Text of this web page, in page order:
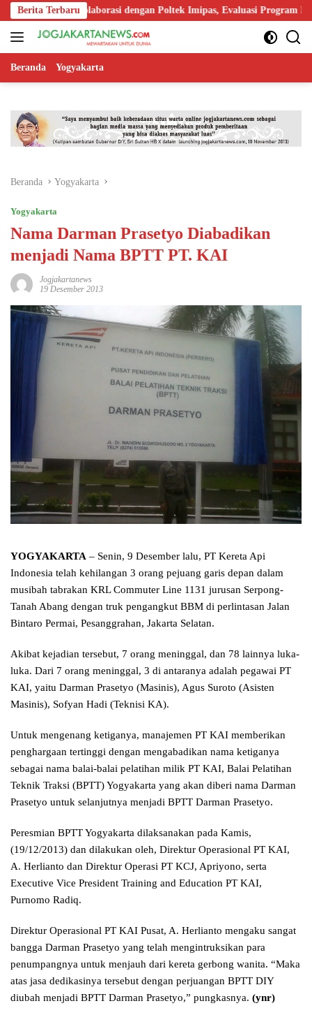
Langsung
ke
konten
Berita Terbaru
Kolaborasi dengan Poltek Imipas, Evaluasi Program Magang
Beranda Yogyakarta
Beranda Yogyakarta
Yogyakarta
Nama Darman Prasetyo Diabadikan
menjadi Nama BPTT PT. KAI
Jogjakartanews
19 Desember 2013
YOGYAKARTA – Senin, 9 Desember lalu, PT Kereta Api
Indonesia telah kehilangan 3 orang pejuang garis depan dalam
musibah tabrakan KRL Commuter Line 1131 jurusan Serpong-
Tanah Abang dengan truk pengangkut BBM di perlintasan Jalan
Bintaro Permai, Pesanggrahan, Jakarta Selatan.
Akibat kejadian tersebut, 7 orang meninggal, dan 78 lainnya luka-
luka. Dari 7 orang meninggal, 3 di antaranya adalah pegawai PT
KAI, yaitu Darman Prasetyo (Masinis), Agus Suroto (Asisten
Masinis), Sofyan Hadi (Teknisi KA).
Untuk mengenang ketiganya, manajemen PT KAI memberikan
penghargaan tertinggi dengan mengabadikan nama ketiganya
sebagai nama balai-balai pelatihan milik PT KAI, Balai Pelatihan
Teknik Traksi (BPTT) Yogyakarta yang akan diberi nama Darman
Prasetyo untuk selanjutnya menjadi BPTT Darman Prasetyo.
Peresmian BPTT Yogyakarta dilaksanakan pada Kamis,
(19/12/2013) dan dilakukan oleh, Direktur Operasional PT KAI,
A. Herlianto dan Direktur Operasi PT KCJ, Apriyono, serta
Executive Vice President Training and Education PT KAI,
Purnomo Radiq.
Direktur Operasional PT KAI Pusat, A. Herlianto mengaku sangat
bangga Darman Prasetyo yang telah mengintruksikan para
penumpangnya untuk menjauh dari kereta gerbong wanita. “Maka
atas jasa dedikasinya tersebut dengan perjuangan BPTT DIY
diubah menjadi BPTT Darman Prasetyo,” pungkasnya. (ynr)